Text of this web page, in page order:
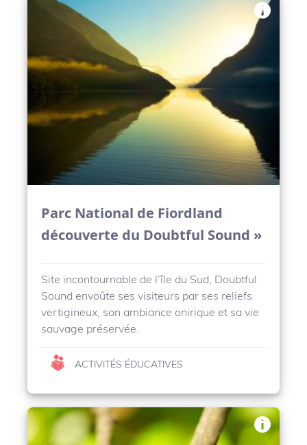
Parc National de Fiordland
découverte du Doubtful Sound »
Site incontournable de l’île du Sud, Doubtful
Sound envoûte ses visiteurs par ses reliefs
vertigineux, son ambiance onirique et sa vie
sauvage préservée.
ACTIVITÉS ÉDUCATIVES